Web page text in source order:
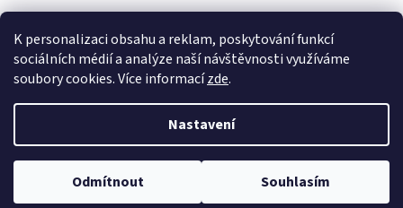
K personalizaci obsahu a reklam, poskytování funkcí
sociálních médií a analýze naší návštěvnosti využíváme
soubory cookies. Více informacízde.
Nastavení
Odmítnout Souhlasím
Copyright 2026bilokarpatsky-pestitel.cz. Všechna práva
vyhrazena.
Upravit nastavení cookies